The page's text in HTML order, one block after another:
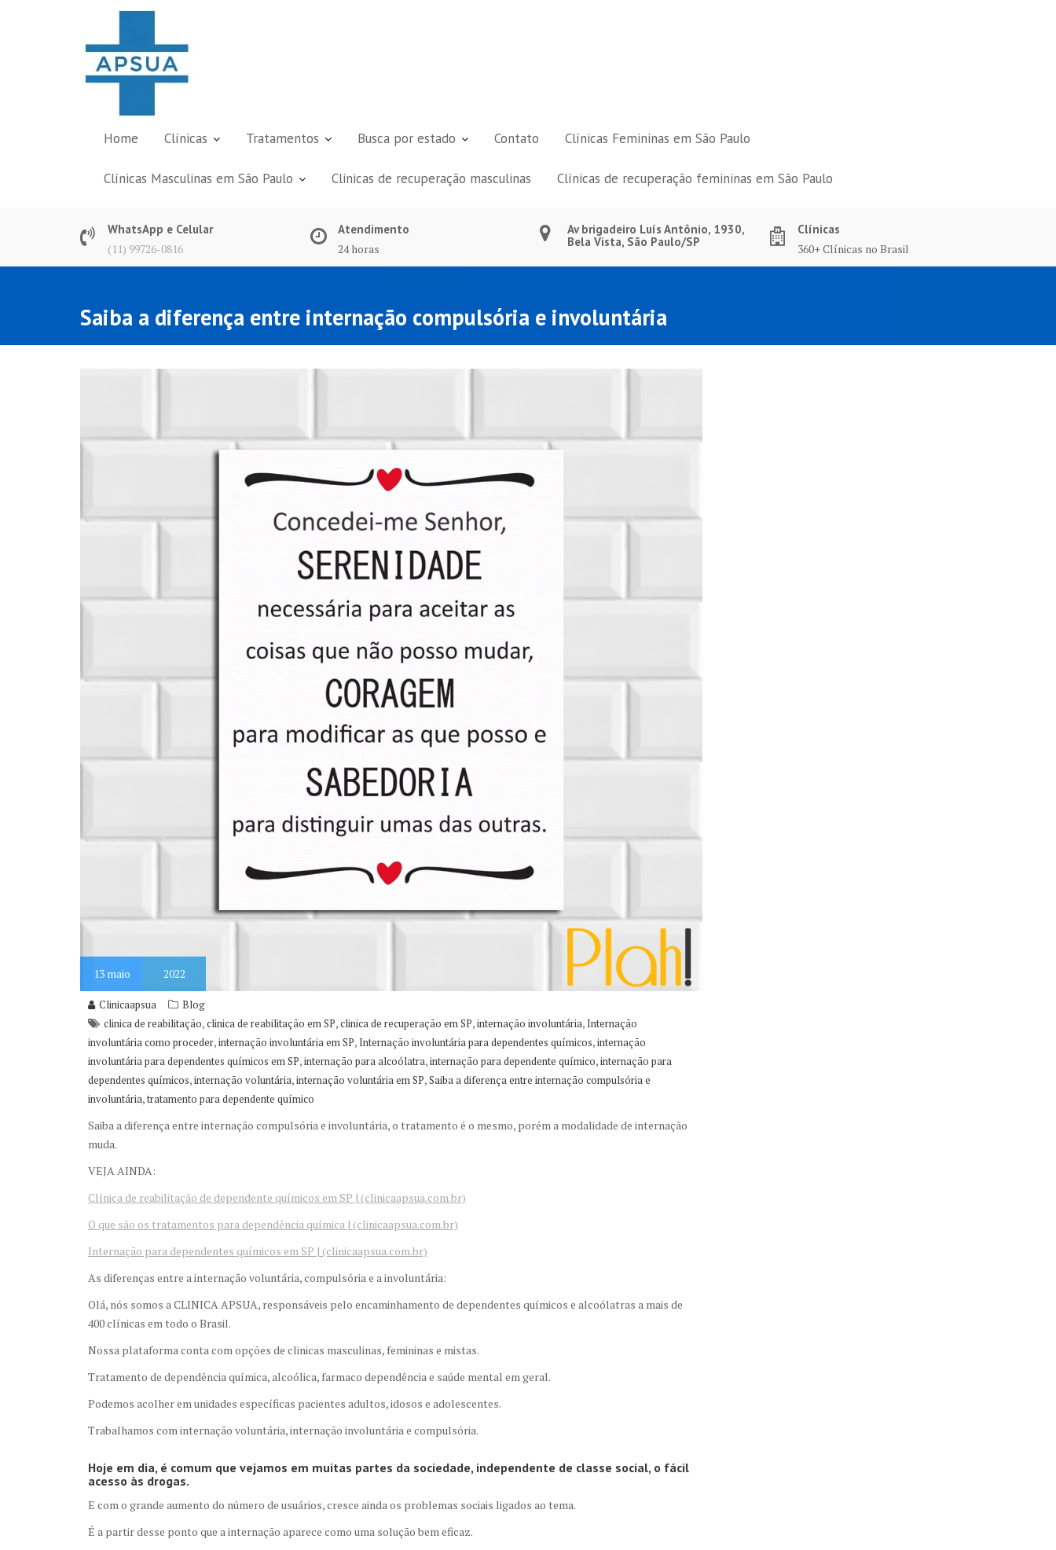
Home Clínicas Tratamentos Busca por estado Contato Clínicas Femininas em São Paulo
Clínicas Masculinas em São Paulo Clinicas de recuperação masculinas Clínicas de recuperação femininas em São Paulo
WhatsApp e Celular
(11) 99726-0816
Atendimento
24 horas
Av brigadeiro Luís Antônio, 1930,
Bela Vista, São Paulo/SP
Clínicas
360+ Clínicas no Brasil
Saiba a diferença entre internação compulsória e involuntária
13 maio 2022
Clinicaapsua
Blog
clinica de reabilitação,clinica de reabilitação em SP,clinica de recuperação em SP,internação involuntária, Internação
involuntária como proceder,internação involuntária em SP, Internação involuntária para dependentes químicos,internação
involuntária para dependentes químicos em SP,internação para alcoólatra,internação para dependente químico,internação para
dependentes químicos,internação voluntária,internação voluntária em SP,Saiba a diferença entre internação compulsória e
involuntária,tratamento para dependente químico
Saiba a diferença entre internação compulsória e involuntária, o tratamento é o mesmo, porém a modalidade de internação
muda.
VEJA AINDA:
Clínica de reabilitação de dependente químicos em SP | (clinicaapsua.com.br)
O que são os tratamentos para dependência química | (clinicaapsua.com.br)
Internação para dependentes químicos em SP | (clinicaapsua.com.br)
As diferenças entre a internação voluntária, compulsória e a involuntária:
Olá, nós somos a CLINICA APSUA, responsáveis pelo encaminhamento de dependentes químicos e alcoólatras a mais de
400 clínicas em todo o Brasil.
Nossa plataforma conta com opções de clinicas masculinas, femininas e mistas.
Tratamento de dependência química, alcoólica, farmaco dependência e saúde mental em geral.
Podemos acolher em unidades específicas pacientes adultos, idosos e adolescentes.
Trabalhamos com internação voluntária, internação involuntária e compulsória.
Hoje em dia, é comum que vejamos em muitas partes da sociedade, independente de classe social, o fácil
acesso às drogas.
E com o grande aumento do número de usuários, cresce ainda os problemas sociais ligados ao tema.
É a partir desse ponto que a internação aparece como uma solução bem eficaz.